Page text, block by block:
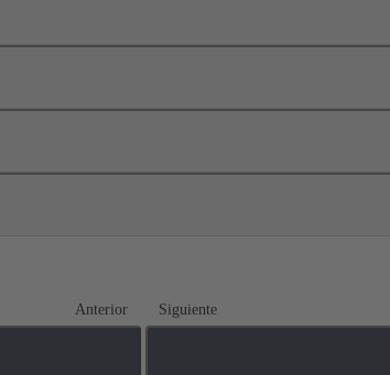
Anterior Siguiente